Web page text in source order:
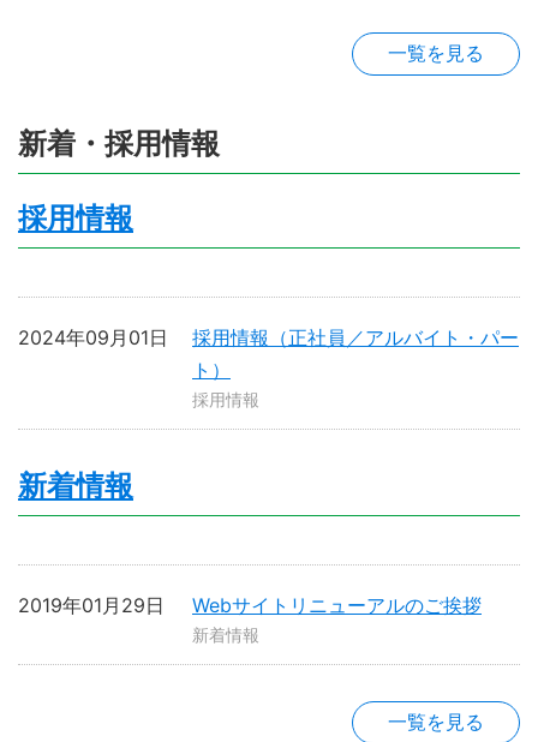
一覧を見る
新着・採用情報
採用情報
採用情報（正社員／アルバイト・パー
ト）
2024年09月01日
採用情報
新着情報
Webサイトリニューアルのご挨拶
2019年01月29日
新着情報
一覧を見る